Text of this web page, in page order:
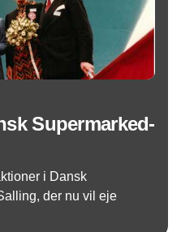
Supermarked-
i Dansk
der nu vil eje